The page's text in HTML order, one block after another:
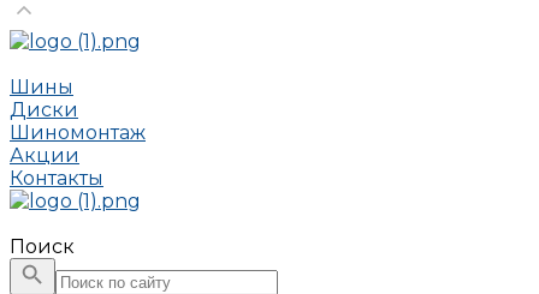
Шины
Диски
Шиномонтаж
Акции
Контакты
Поиск